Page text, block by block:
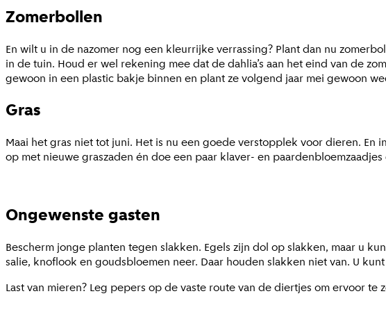
Zomerbollen
En wilt u in de nazomer nog een kleurrijke verrassing? Plant dan nu
in de tuin. Houd er wel rekening mee dat de dahlia’s aan het eind van de
gewoon in een plastic bakje binnen en plant ze volgend jaar mei gewoon
Gras
Maai het gras niet tot juni. Het is nu een goede verstopplek voor dieren.
op met nieuwe graszaden én doe een paar klaver- en paardenbloemzaadjes
Ongewenste gasten
Bescherm jonge planten tegen slakken. Egels zijn dol op slakken, maar u
salie, knoflook en goudsbloemen neer. Daar houden slakken niet van. U
Last van mieren? Leg pepers op de vaste route van de diertjes om ervoor te